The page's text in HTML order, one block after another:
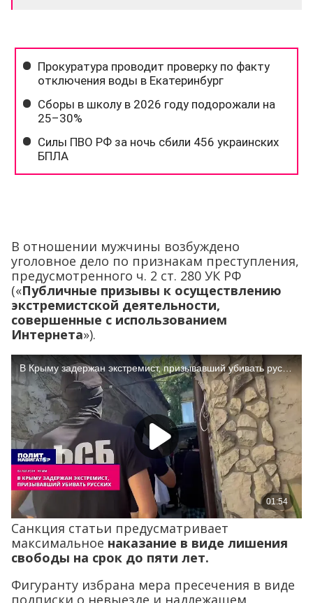
В отношении мужчины возбуждено
уголовное дело по признакам преступления,
предусмотренного ч. 2 ст. 280 УК РФ
(«Публичные призывы к осуществлению
экстремистской деятельности,
совершенные с использованием
Интернета»).
Санкция статьи предусматривает
максимальное наказание в виде лишения
свободы на срок до пяти лет.
Фигуранту избрана мера пресечения в виде
подписки о невыезде и надлежащем